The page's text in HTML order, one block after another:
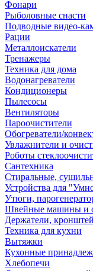
Фонари
Рыболовные снасти
Подводные видео-
Рации
Металлоискатели
Тренажеры
Техника для дома
Водонагреватели
Кондиционеры
Пылесосы
Вентиляторы
Пароочистители
Обогреватели/
Увлажнители и
Роботы
Сантехника
Стиральные,
Устройства для
Утюги,
Швейные машины и
Держатели,
Техника для кухни
Вытяжки
Кухонные
Хлебопечи